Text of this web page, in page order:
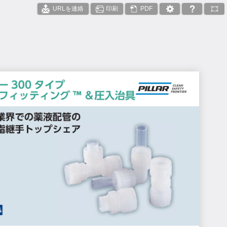
URLを連絡 印刷 PDF